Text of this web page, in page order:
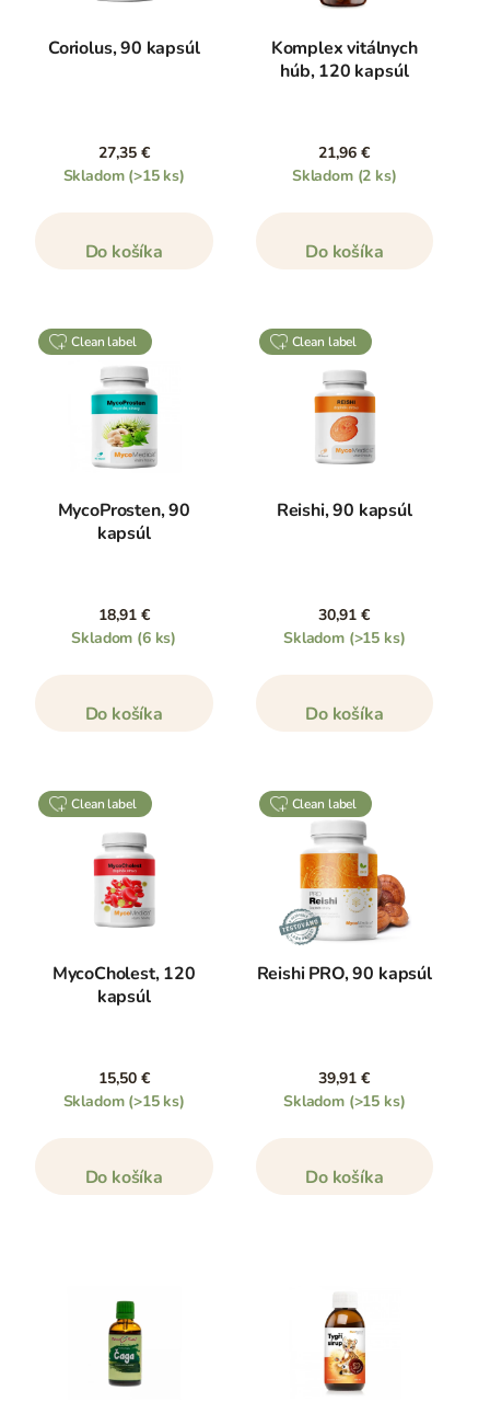
Coriolus, 90 kapsúl
27,35 €
Skladom (>15 ks)
Do košíka
Komplex vitálnych
húb, 120 kapsúl
21,96 €
Skladom (2 ks)
Do košíka
clean label
MycoProsten, 90
kapsúl
18,91 €
Skladom (6 ks)
Do košíka
clean label
Reishi, 90 kapsúl
30,91 €
Skladom (>15 ks)
Do košíka
clean label
MycoCholest, 120
kapsúl
15,50 €
Skladom (>15 ks)
Do košíka
clean label
Reishi PRO, 90 kapsúl
39,91 €
Skladom (>15 ks)
Do košíka